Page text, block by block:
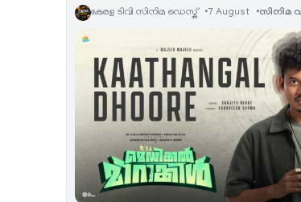
കേരള ടിവി സിനിമ ഡെസ്ക് 7 August സിനിമ